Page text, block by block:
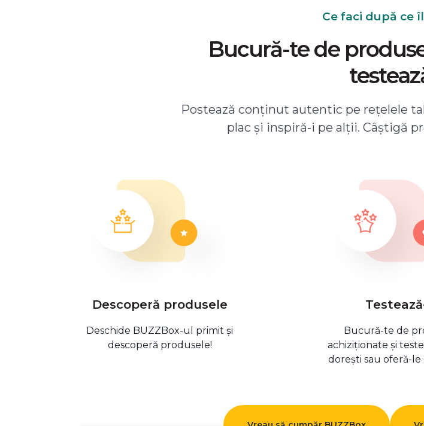
Ce faci după ce
Bucură-te de
Postează conținut autentic pe rețelele
plac și inspiră-i pe alții. Câștigă
Descoperă produsele
Deschide BUZZBox-ul primit și
descoperă produsele!
Bucură-te de
achiziționate și
dorești sau oferă-le